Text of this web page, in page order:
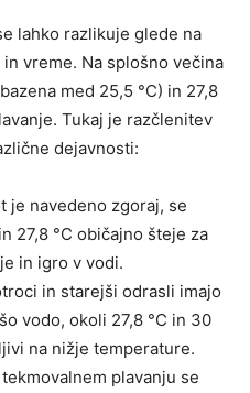
lahko razlikuje glede na
vreme. Na splošno večina
med 25,5 °C) in 27,8
Tukaj je razčlenitev
dejavnosti:
je navedeno zgoraj, se
27,8 °C običajno šteje za
in igro v vodi.
in starejši odrasli imajo
vodo, okoli 27,8 °C in 30
na nižje temperature.
plavanju se